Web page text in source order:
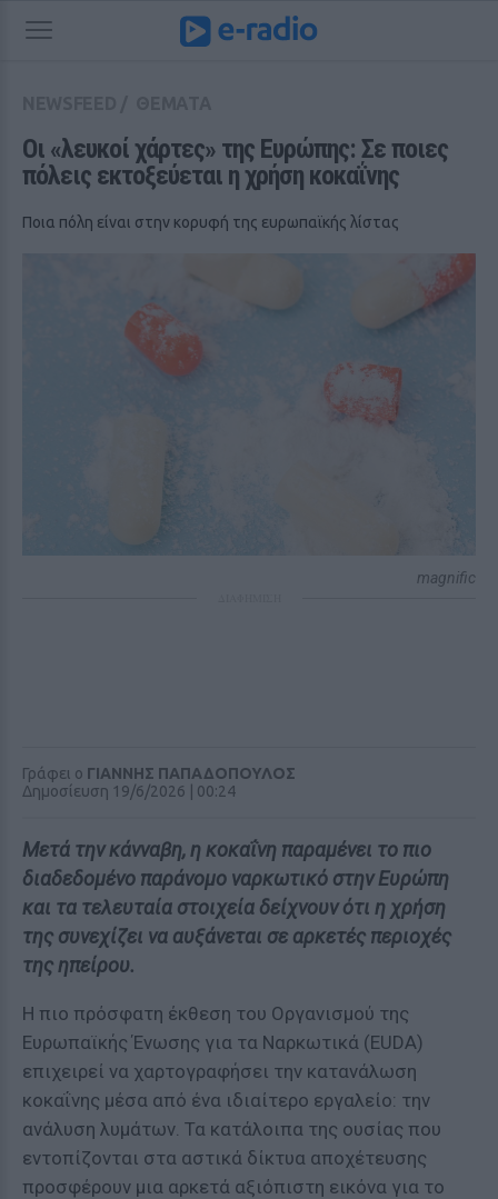
Οι «λευκοί χάρτες» της Ευρώπης: Σε ποιες
πόλεις εκτοξεύεται η χρήση κοκαΐνης
Ποια πόλη είναι στην κορυφή της ευρωπαϊκής λίστας
magnific
Γράφει ο ΓΙΑΝΝΗΣ ΠΑΠΑΔΟΠΟΥΛΟΣ
Δημοσίευση 19/6/2026 | 00:24
Μετά την κάνναβη, η κοκαΐνη παραμένει το πιο
διαδεδομένο παράνομο ναρκωτικό στην Ευρώπη
και τα τελευταία στοιχεία δείχνουν ότι η χρήση
της συνεχίζει να αυξάνεται σε αρκετές περιοχές
της ηπείρου.
Η πιο πρόσφατη έκθεση του Οργανισμού της
Ευρωπαϊκής Ένωσης για τα Ναρκωτικά (EUDA)
επιχειρεί να χαρτογραφήσει την κατανάλωση
κοκαΐνης μέσα από ένα ιδιαίτερο εργαλείο: την
ανάλυση λυμάτων. Τα κατάλοιπα της ουσίας που
εντοπίζονται στα αστικά δίκτυα αποχέτευσης
προσφέρουν μια αρκετά αξιόπιστη εικόνα για το